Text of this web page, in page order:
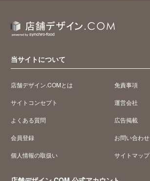
当サイトについて
店舗デザイン.COMとは
サイトコンセプト
よくある質問
会員登録
個人情報の取扱い
免責事項
運営会社
広告掲載
お問い合わせ
サイトマップ